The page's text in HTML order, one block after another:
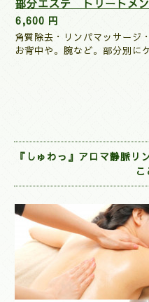
部分エステ トリートメ
6,600 円
角質除去・リンパマッサージ
お背中や。腕など。部分別にケ
『しゅわっ』アロマ静脈リ